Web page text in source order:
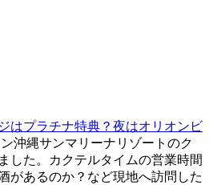
はプラチナ特典？夜はオリオンビ
沖縄サンマリーナリゾートのク
した。カクテルタイムの営業時間
があるのか？など現地へ訪問した